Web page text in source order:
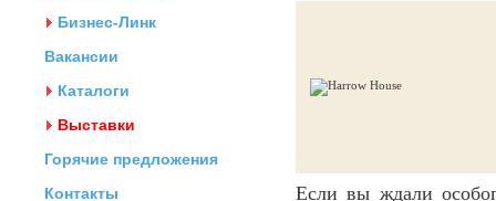
Бизнес-Линк
Вакансии
Каталоги
Выставки
Горячие предложения
Контакты
Если вы ждали